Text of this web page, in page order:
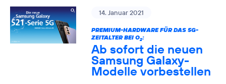
14. Januar 2021
PREMIUM-HARDWARE FÜR DAS 5G-
ZEITALTER BEI O2:
Ab sofort die neuen
Samsung Galaxy-
Modelle vorbestellen